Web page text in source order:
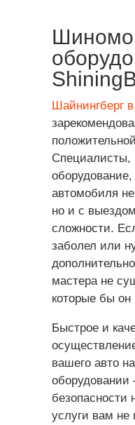
Шайнингберг
Специалисты,
автомобиля
но и с
сложности.
заболел или
мастера не
которые бы
Быстрое и
вашего авто
оборудовании
безопасности
услуги вам не